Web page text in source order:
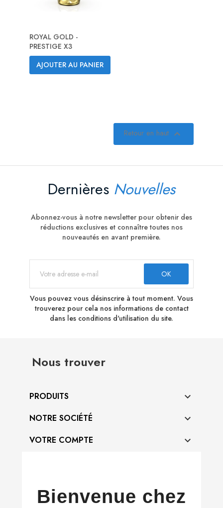
ROYAL GOLD -
PRESTIGE X3
AJOUTER AU PANIER
Retour en haut 
Dernières Nouvelles
Abonnez-vous à notre newsletter pour obtenir des
réductions exclusives et connaître toutes nos
nouveautés en avant première.
Vous pouvez vous désinscrire à tout moment. Vous
trouverez pour cela nos informations de contact
dans les conditions d'utilisation du site.
Nous trouver
PRODUITS 
NOTRE SOCIÉTÉ 
VOTRE COMPTE 
Bienvenue chez